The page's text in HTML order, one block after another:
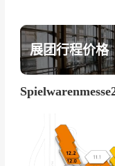
家停留时间最长
值得注意的是，
——不少产品并
n Battat、德国
DISVIT，都在
展团行程价格